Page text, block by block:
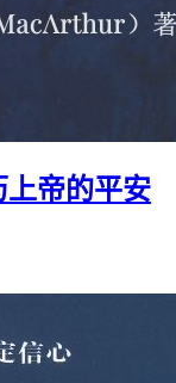
上帝的平安